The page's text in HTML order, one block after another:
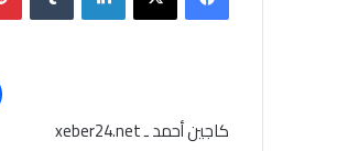
كاجين أحمد ـ xeber24.net